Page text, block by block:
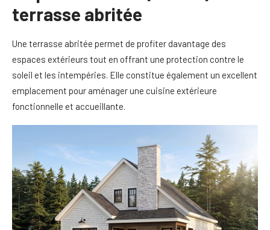
terrasse abritée
Une terrasse abritée permet de profiter davantage des
espaces extérieurs tout en offrant une protection contre le
soleil et les intempéries. Elle constitue également un excellent
emplacement pour aménager une cuisine extérieure
fonctionnelle et accueillante.